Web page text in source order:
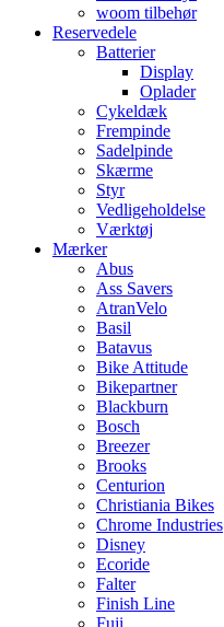
woom tilbehør
Reservedele
Batterier
Display
Oplader
Cykeldæk
Frempinde
Sadelpinde
Skærme
Styr
Vedligeholdelse
Værktøj
Mærker
Abus
Ass Savers
AtranVelo
Basil
Batavus
Bike Attitude
Bikepartner
Blackburn
Bosch
Breezer
Brooks
Centurion
Christiania Bikes
Chrome Industries
Disney
Ecoride
Falter
Finish Line
Fuji